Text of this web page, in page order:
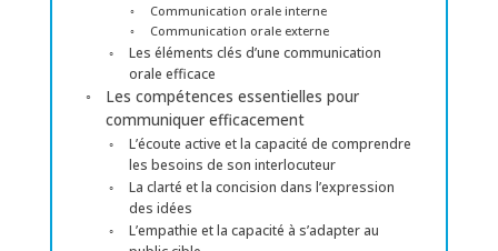
Communication orale interne
Communication orale externe
Les éléments clés d’une communication
orale efficace
Les compétences essentielles pour
communiquer efficacement
L’écoute active et la capacité de comprendre
les besoins de son interlocuteur
La clarté et la concision dans l’expression
des idées
L’empathie et la capacité à s’adapter au